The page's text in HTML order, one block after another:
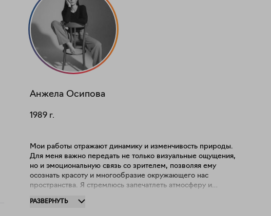
Анжела Осипова
1989 г.
Мои работы отражают динамику и изменчивость природы.
Для меня важно передать не только визуальные ощущения,
но и эмоциональную связь со зрителем, позволяя ему
осознать красоту и многообразие окружающего нас
пространства. Я стремлюсь запечатлеть атмосферу и
контрастов и освещения. Моя работа вдохновлена теми
РАЗВЕРНУТЬ